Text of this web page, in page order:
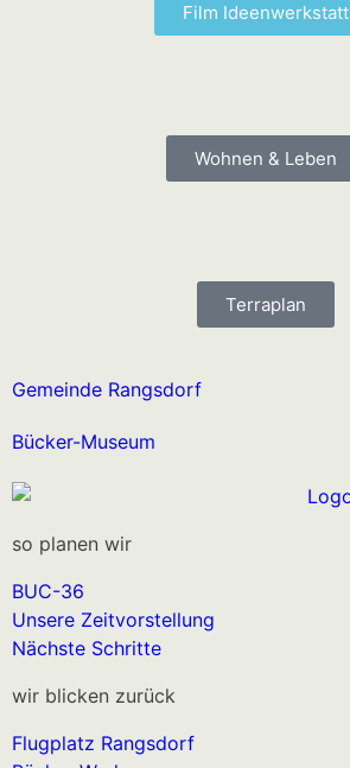
Film Ideenwerkstatt
Wohnen & Leben
Terraplan
Gemeinde Rangsdorf
Bücker-Museum
so planen wir
BUC-36
Unsere Zeitvorstellung
Nächste Schritte
wir blicken zurück
Flugplatz Rangsdorf